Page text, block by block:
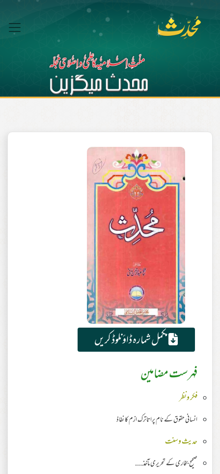
مکمل شمارہ ڈاؤنلوڈ کریں
فہرست مضامین
فکر ونظر
انسانی حقوق کے نام پراتاترک ازم کا نفاذ
حدیث وسنت
صحیح بخاری کے تحریری مآخذ....